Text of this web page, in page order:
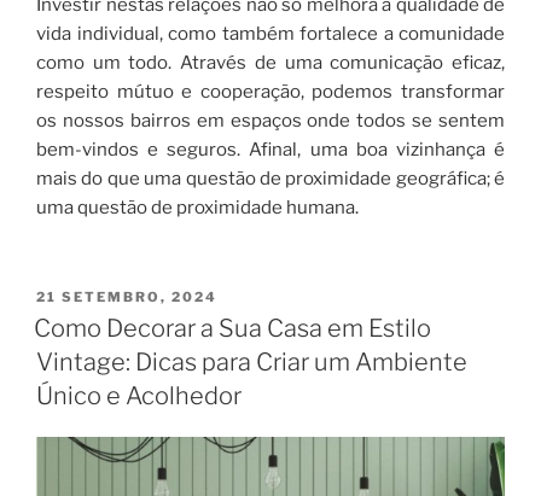
Investir nestas relações não só melhora a qualidade de
vida individual, como também fortalece a comunidade
como um todo. Através de uma comunicação eficaz,
respeito mútuo e cooperação, podemos transformar
os nossos bairros em espaços onde todos se sentem
bem-vindos e seguros. Afinal, uma boa vizinhança é
mais do que uma questão de proximidade geográfica; é
uma questão de proximidade humana.
PUBLICADO
EM
21 SETEMBRO, 2024
Como Decorar a Sua Casa em Estilo
Vintage: Dicas para Criar um Ambiente
Único e Acolhedor